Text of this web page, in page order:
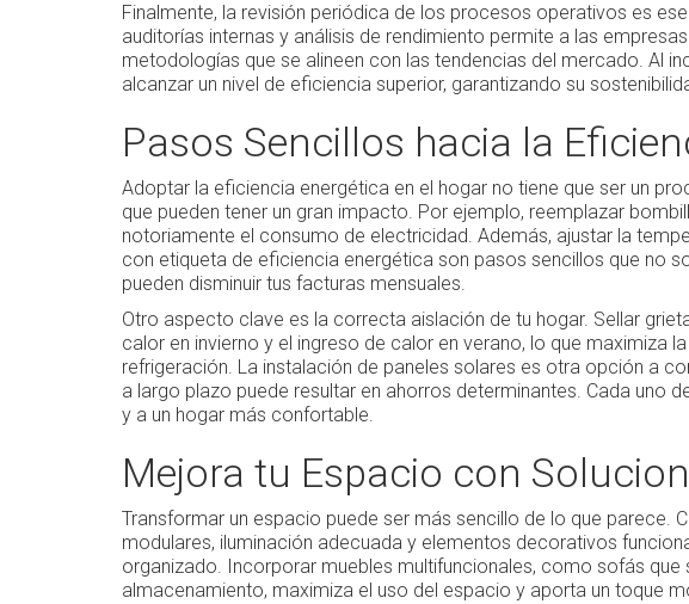
Finalmente, la revisión periódica de los procesos operativos es
auditorías internas y análisis de rendimiento permite a las
metodologías que se alineen con las tendencias del mercado. Al
alcanzar un nivel de eficiencia superior, garantizando su
Pasos Sencillos hacia la
Adoptar la eficiencia energética en el hogar no tiene que ser un
que pueden tener un gran impacto. Por ejemplo, reemplazar
notoriamente el consumo de electricidad. Además, ajustar la
con etiqueta de eficiencia energética son pasos sencillos que no
pueden disminuir tus facturas mensuales.
Otro aspecto clave es la correcta aislación de tu hogar. Sellar
calor en invierno y el ingreso de calor en verano, lo que maximiza
refrigeración. La instalación de paneles solares es otra opción a
a largo plazo puede resultar en ahorros determinantes. Cada uno
y a un hogar más confortable.
Mejora tu Espacio con
Transformar un espacio puede ser más sencillo de lo que parece.
modulares, iluminación adecuada y elementos decorativos
organizado. Incorporar muebles multifuncionales, como sofás
almacenamiento, maximiza el uso del espacio y aporta un toque